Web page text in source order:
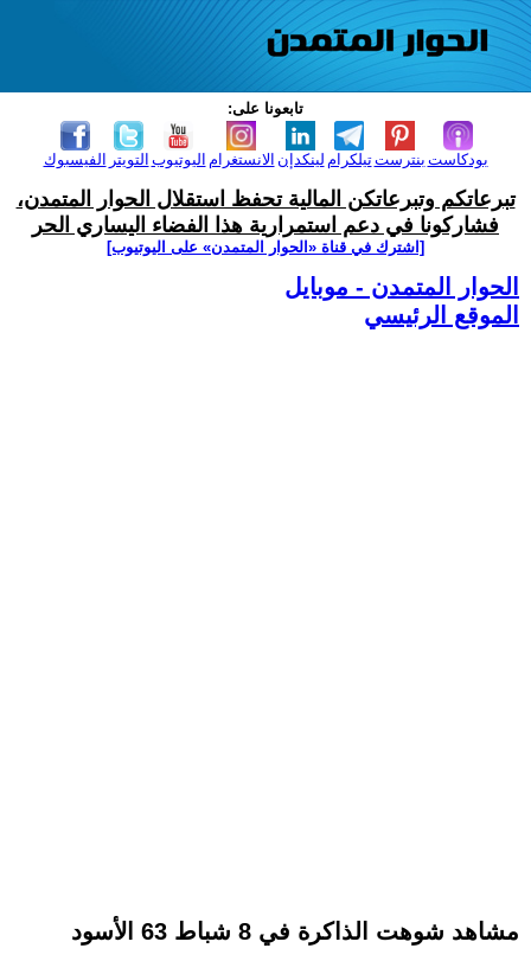
تابعونا على:
الفيسبوك التويتر اليوتيوب الانستغرام لينكدإن تيلكرامبنترست بودكاست
تبرعاتكم وتبرعاتكن المالية تحفظ استقلال الحوار المتمدن،
فشاركونا في دعم استمرارية هذا الفضاء اليساري الحر
[اشترك في قناة ‫«الحوار المتمدن» على اليوتيوب]
الحوار المتمدن - موبايل
الموقع الرئيسي
مشاهد شوهت الذاكرة في 8 شباط 63 الأسود